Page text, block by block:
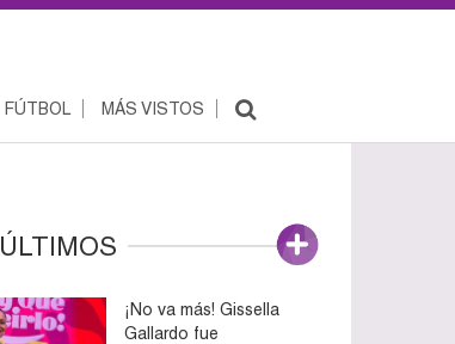
FÚTBOL MÁS VISTOS
ÚLTIMOS
¡No va más! Gissella
Gallardo fue